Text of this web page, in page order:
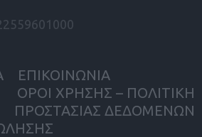
ΕΠΙΚΟΙΝΩΝΙΑ
ΟΡΟΙ ΧΡΗΣΗΣ – ΠΟΛΙΤΙΚΗ
ΠΡΟΣΤΑΣΙΑΣ ΔΕΔΟΜΕΝΩΝ